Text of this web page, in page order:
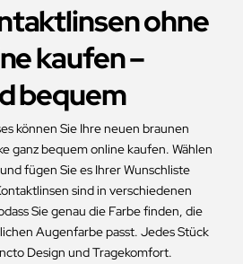
ohne
kaufen –
bequem
können Sie Ihre neuen braunen
ganz bequem online kaufen. Wählen
fügen Sie es Ihrer Wunschliste
sind in verschiedenen
Sie genau die Farbe finden, die
Augenfarbe passt. Jedes Stück
Design und Tragekomfort.